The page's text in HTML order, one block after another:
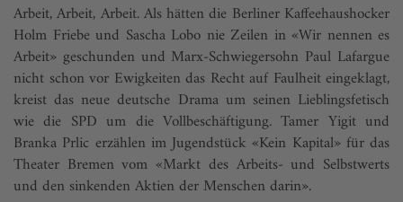
Arbeit, Arbeit, Arbeit. Als hätten die Berliner Kaffeehaushocker
Holm Friebe und Sascha Lobo nie Zeilen in «Wir nennen es
Arbeit» geschunden und Marx-Schwiegersohn Paul Lafargue
nicht schon vor Ewigkeiten das Recht auf Faulheit eingeklagt,
kreist das neue deutsche Drama um seinen Lieblings­fetisch
wie die SPD um die Vollbeschäftigung. Tamer Yigit und
Branka Prlic erzählen im Jugendstück «Kein Kapital» für das
Theater Bremen vom «Markt des Arbeits- und Selbstwerts
und den sinkenden Aktien der Menschen darin».